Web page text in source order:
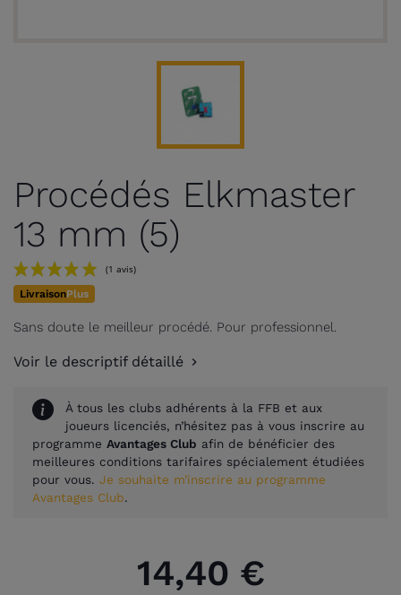
Procédés Elkmaster
13 mm (5)
(1 avis)
LivraisonPlus
Sans doute le meilleur procédé. Pour professionnel.
Voir le descriptif détaillé
À tous les clubs adhérents à la FFB et aux
joueurs licenciés, n’hésitez pas à vous inscrire au
programme Avantages Club afin de bénéficier des
meilleures conditions tarifaires spécialement étudiées
pour vous. Je souhaite m’inscrire au programme
Avantages Club.
14,40 €